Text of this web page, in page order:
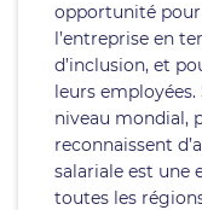
opportunité pour
l’entreprise en
d’inclusion, et
leurs
niveau mondial,
reconnaissent
salariale est une
toutes les